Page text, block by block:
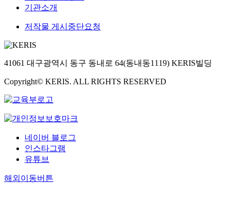
기관소개
저작물 게시중단요청
41061 대구광역시 동구 동내로 64(동내동1119) KERIS빌딩
Copyright© KERIS. ALL RIGHTS RESERVED
네이버 블로그
인스타그램
유튜브
해외이동버튼